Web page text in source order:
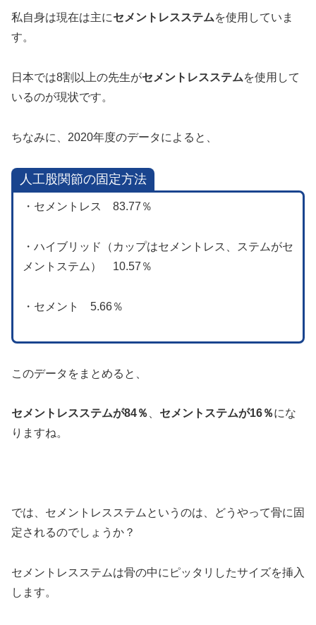
私自身は現在は主にセメントレスステムを使用していま
す。
日本では8割以上の先生がセメントレスステムを使用して
いるのが現状です。
ちなみに、2020年度のデータによると、
人工股関節の固定方法
・セメントレス 83.77％
・ハイブリッド（カップはセメントレス、ステムがセ
メントステム） 10.57％
・セメント 5.66％
このデータをまとめると、
セメントレスステムが84％ セメントステムが16％にな
りますね。
では、セメントレスステムというのは、どうやって骨に固
定されるのでしょうか？
セメントレスステムは骨の中にピッタリしたサイズを挿入
します。